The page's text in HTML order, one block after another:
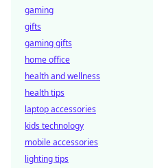
gaming
gifts
gaming gifts
home office
health and wellness
health tips
laptop accessories
kids technology
mobile accessories
lighting tips